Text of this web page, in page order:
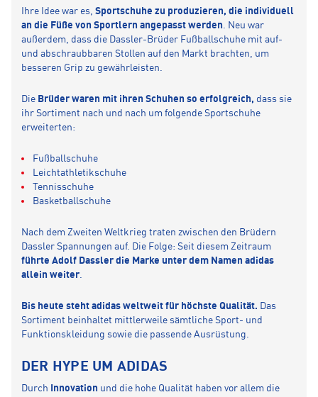
Ihre Idee war es, Sportschuhe zu produzieren, die individuell
an die Füße von Sportlern angepasst werden. Neu war
außerdem, dass die Dassler-Brüder Fußballschuhe mit auf-
und abschraubbaren Stollen auf den Markt brachten, um
besseren Grip zu gewährleisten.
Die Brüder waren mit ihren Schuhen so erfolgreich, dass sie
ihr Sortiment nach und nach um folgende Sportschuhe
erweiterten:
Fußballschuhe
Leichtathletikschuhe
Tennisschuhe
Basketballschuhe
Nach dem Zweiten Weltkrieg traten zwischen den Brüdern
Dassler Spannungen auf. Die Folge: Seit diesem Zeitraum
führte Adolf Dassler die Marke unter dem Namen adidas
allein weiter.
Bis heute steht adidas weltweit für höchste Qualität. Das
Sortiment beinhaltet mittlerweile sämtliche Sport- und
Funktionskleidung sowie die passende Ausrüstung.
DER HYPE UM ADIDAS
Durch Innovation und die hohe Qualität haben vor allem die